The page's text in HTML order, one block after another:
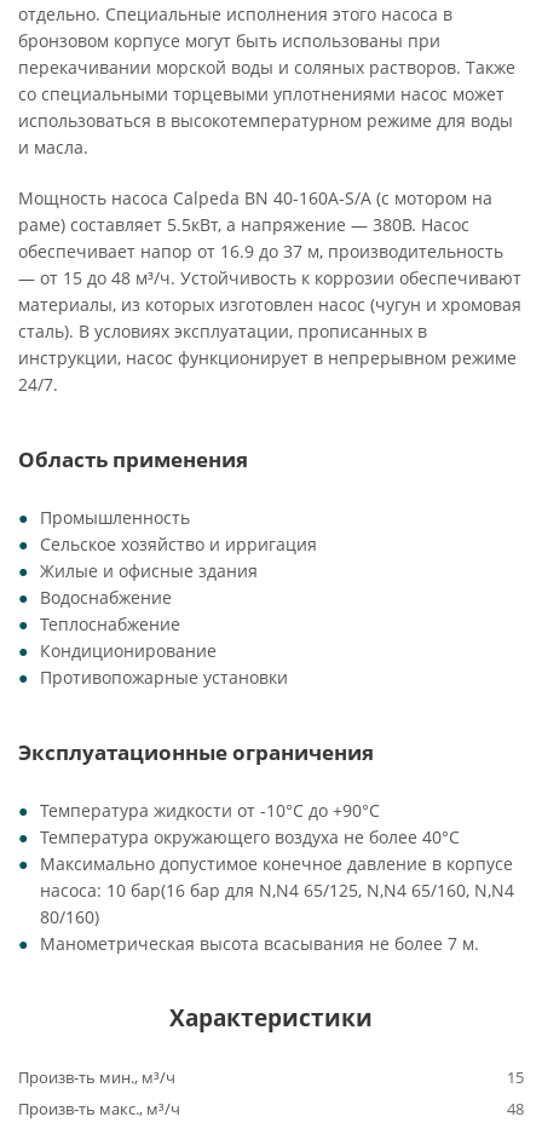
отдельно. Специальные исполнения этого насоса в
бронзовом корпусе могут быть использованы при
перекачивании морской воды и соляных растворов. Также
со специальными торцевыми уплотнениями насос может
использоваться в высокотемпературном режиме для воды
и масла.
Мощность насоса Calpeda BN 40-160A-S/A (с мотором на
раме) составляет 5.5кВт, а напряжение — 380В. Насос
обеспечивает напор от 16.9 до 37 м, производительность
— от 15 до 48 м³/ч. Устойчивость к коррозии обеспечивают
материалы, из которых изготовлен насос (чугун и хромовая
сталь). В условиях эксплуатации, прописанных в
инструкции, насос функционирует в непрерывном режиме
24/7.
Область применения
Промышленность
Сельское хозяйство и ирригация
Жилые и офисные здания
Водоснабжение
Теплоснабжение
Кондиционирование
Противопожарные установки
Эксплуатационные ограничения
Температура жидкости от -10°C до +90°C
Температура окружающего воздуха не более 40°C
Максимально допустимое конечное давление в корпусе
насоса: 10 бар(16 бар для N,N4 65/125, N,N4 65/160, N,N4
80/160)
Манометрическая высота всасывания не более 7 м.
Характеристики
Произв-ть мин., м³/ч
15
Произв-ть макс., м³/ч
48